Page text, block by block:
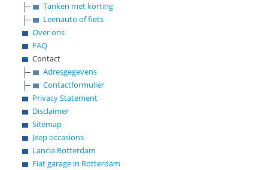
Tanken met korting
Leenauto of fiets
Over ons
FAQ
Contact
Adresgegevens
Contactformulier
Privacy Statement
Disclaimer
Sitemap
Jeep occasions
Lancia Rotterdam
Fiat garage in Rotterdam